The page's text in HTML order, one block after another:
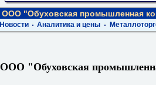
ООО "Обуховская промышленная
Новости Аналитика и цены
ООО "Обуховская